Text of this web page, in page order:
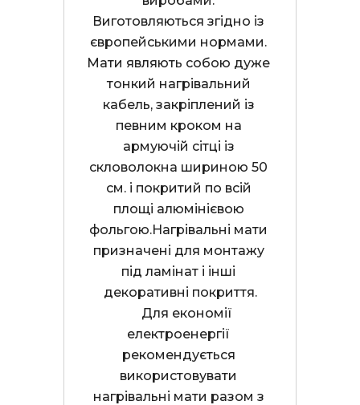
Виготовляються згідно із
європейськими нормами.
Мати являють собою дуже
тонкий нагрівальний
кабель, закріплений із
певним кроком на
армуючій сітці із
скловолокна шириною 50
см. і покритий по всій
площі алюмінієвою
фольгою.Нагрівальні мати
призначені для монтажу
під ламінат і інші
декоративні покриття.
електроенергії
рекомендується
використовувати
нагрівальні мати разом з